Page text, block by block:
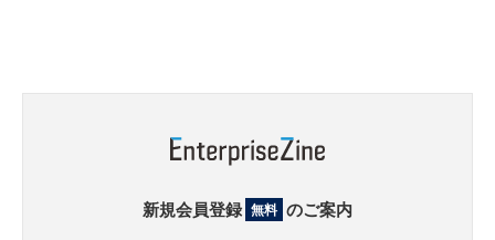
新規会員登録 無料 のご案内